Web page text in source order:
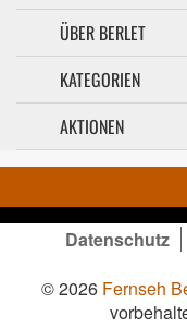
ÜBER BERLET
KATEGORIEN
AKTIONEN
Datenschutz
© 2026 Fernseh